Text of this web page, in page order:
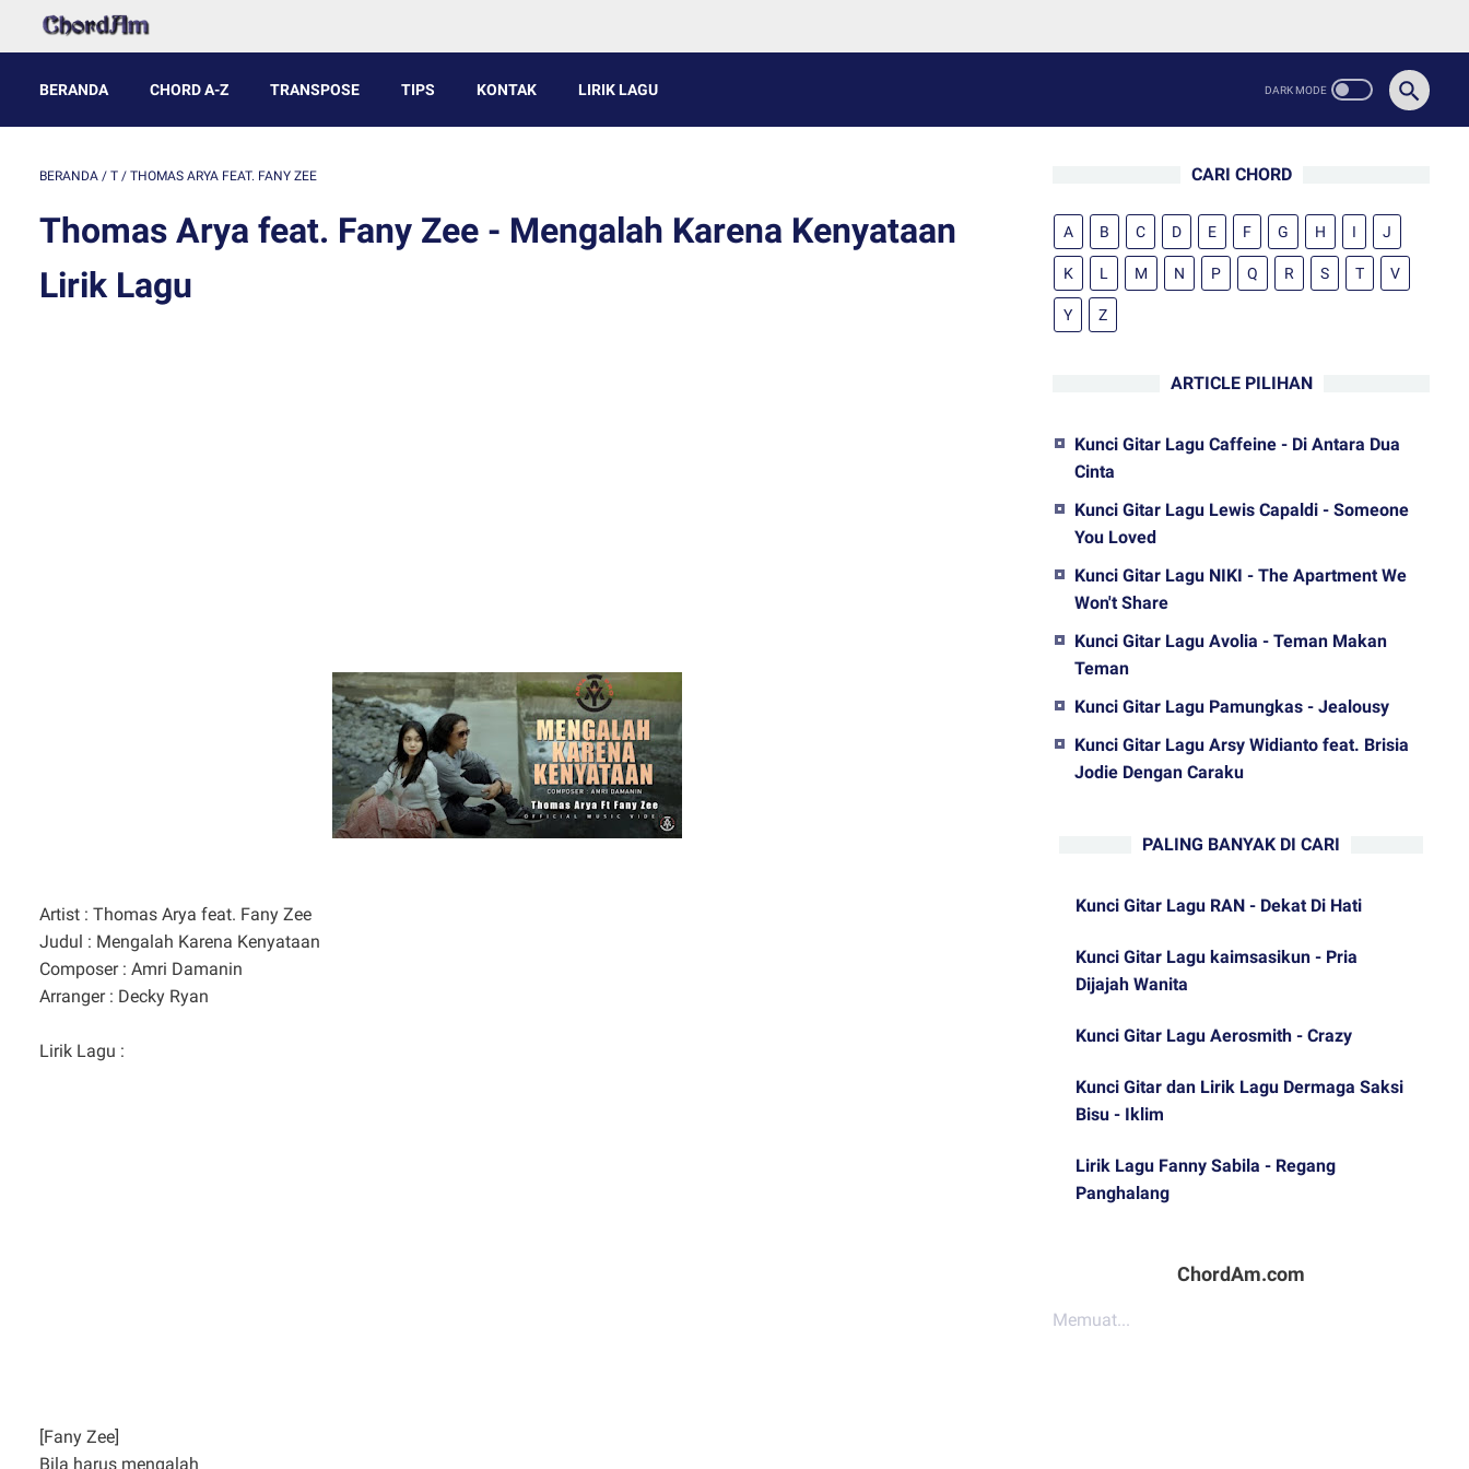
BERANDA CHORD A-Z TRANSPOSE TIPS KONTAK LIRIK LAGU
BERANDA / T / THOMAS ARYA FEAT. FANY ZEE
Thomas Arya feat. Fany Zee - Mengalah Karena Kenyataan
Lirik Lagu
Artist : Thomas Arya feat. Fany Zee
Judul : Mengalah Karena Kenyataan
Composer : Amri Damanin
Arranger : Decky Ryan
Lirik Lagu :
[Fany Zee]
Bila harus mengalah
CARI CHORD
A B C D E F G H I J
K L M N P Q R S T V
Y Z
ARTICLE PILIHAN
Kunci Gitar Lagu Caffeine - Di Antara Dua
Cinta
Kunci Gitar Lagu Lewis Capaldi - Someone
You Loved
Kunci Gitar Lagu NIKI - The Apartment We
Won't Share
Kunci Gitar Lagu Avolia - Teman Makan
Teman
Kunci Gitar Lagu Pamungkas - Jealousy
Kunci Gitar Lagu Arsy Widianto feat. Brisia
Jodie Dengan Caraku
PALING BANYAK DI CARI
Kunci Gitar Lagu RAN - Dekat Di Hati
Kunci Gitar Lagu kaimsasikun - Pria
Dijajah Wanita
Kunci Gitar Lagu Aerosmith - Crazy
Kunci Gitar dan Lirik Lagu Dermaga Saksi
Bisu - Iklim
Lirik Lagu Fanny Sabila - Regang
Panghalang
ChordAm.com
Memuat...